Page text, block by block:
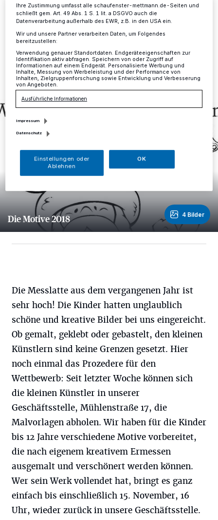
zur Teilnahme am Weihnachts-Malwettbewerb auf!
07.11.2018 , 14:33 Uhr Eine Minute Lesezeit
Die Motive 2018 4 Bilder
Die Messlatte aus dem vergangenen Jahr ist
sehr hoch! Die Kinder hatten unglaublich
schöne und kreative Bilder bei uns eingereicht.
Ob gemalt, geklebt oder gebastelt, den kleinen
Künstlern sind keine Grenzen gesetzt. Hier
noch einmal das Prozedere für den
Wettbewerb: Seit letzter Woche können sich
die kleinen Künstler in unserer
Geschäftsstelle, Mühlenstraße 17, die
Malvorlagen abholen. Wir haben für die Kinder
bis 12 Jahre verschiedene Motive vorbereitet,
die nach eigenem kreativem Ermessen
ausgemalt und verschönert werden können.
Wer sein Werk vollendet hat, bringt es ganz
einfach bis einschließlich 15. November, 16
Uhr, wieder zurück in unsere Geschäftsstelle.
Ihre Zustimmung umfasst alle schaufenster-mettmann.de-Seiten und
schließt gem. Art. 49 Abs. 1 S. 1 lit. a DSGVO auch die
Datenverarbeitung außerhalb des EWR, z.B. in den USA ein.
Wir und unsere Partner verarbeiten Daten, um Folgendes
bereitzustellen:
Verwendung genauer Standortdaten. Endgeräteeigenschaften zur
Identifikation aktiv abfragen. Speichern von oder Zugriff auf
Informationen auf einem Endgerät. Personalisierte Werbung und
Inhalte, Messung von Werbeleistung und der Performance von
Inhalten, Zielgruppenforschung sowie Entwicklung und Verbesserung
von Angeboten.
Ausführliche Informationen
Impressum
Datenschutz
Einstellungen oder
Ablehnen
OK